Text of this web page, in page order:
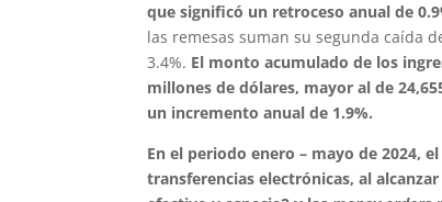
que significó un retroceso anual de
las remesas suman su segunda caída
3.4%. El monto acumulado de los
millones de dólares, mayor al de
un incremento anual de 1.9%.
En el periodo enero – mayo de 2024,
transferencias electrónicas, al